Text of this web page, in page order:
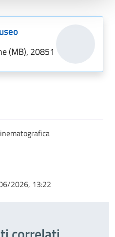
(MB), 20851
2026, 13:22